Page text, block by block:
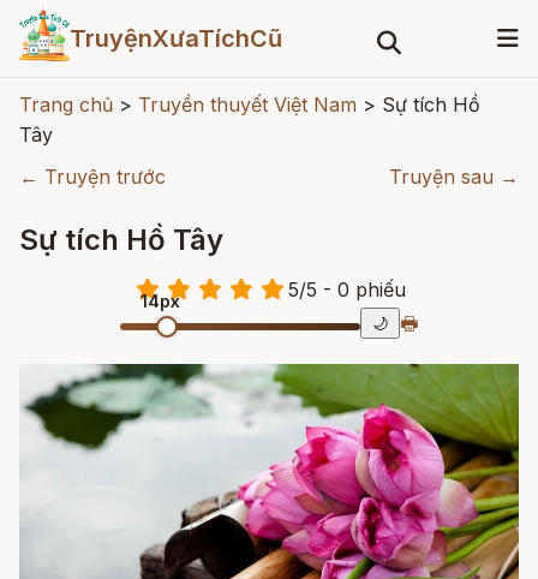
TruyệnXưaTíchCũ
Trang chủ > Truyền thuyết Việt Nam > Sự tích Hồ
Tây
← Truyện trước
Truyện sau →
Sự tích Hồ Tây
5/5 - 0 phiếu
14px
🌙 🖶